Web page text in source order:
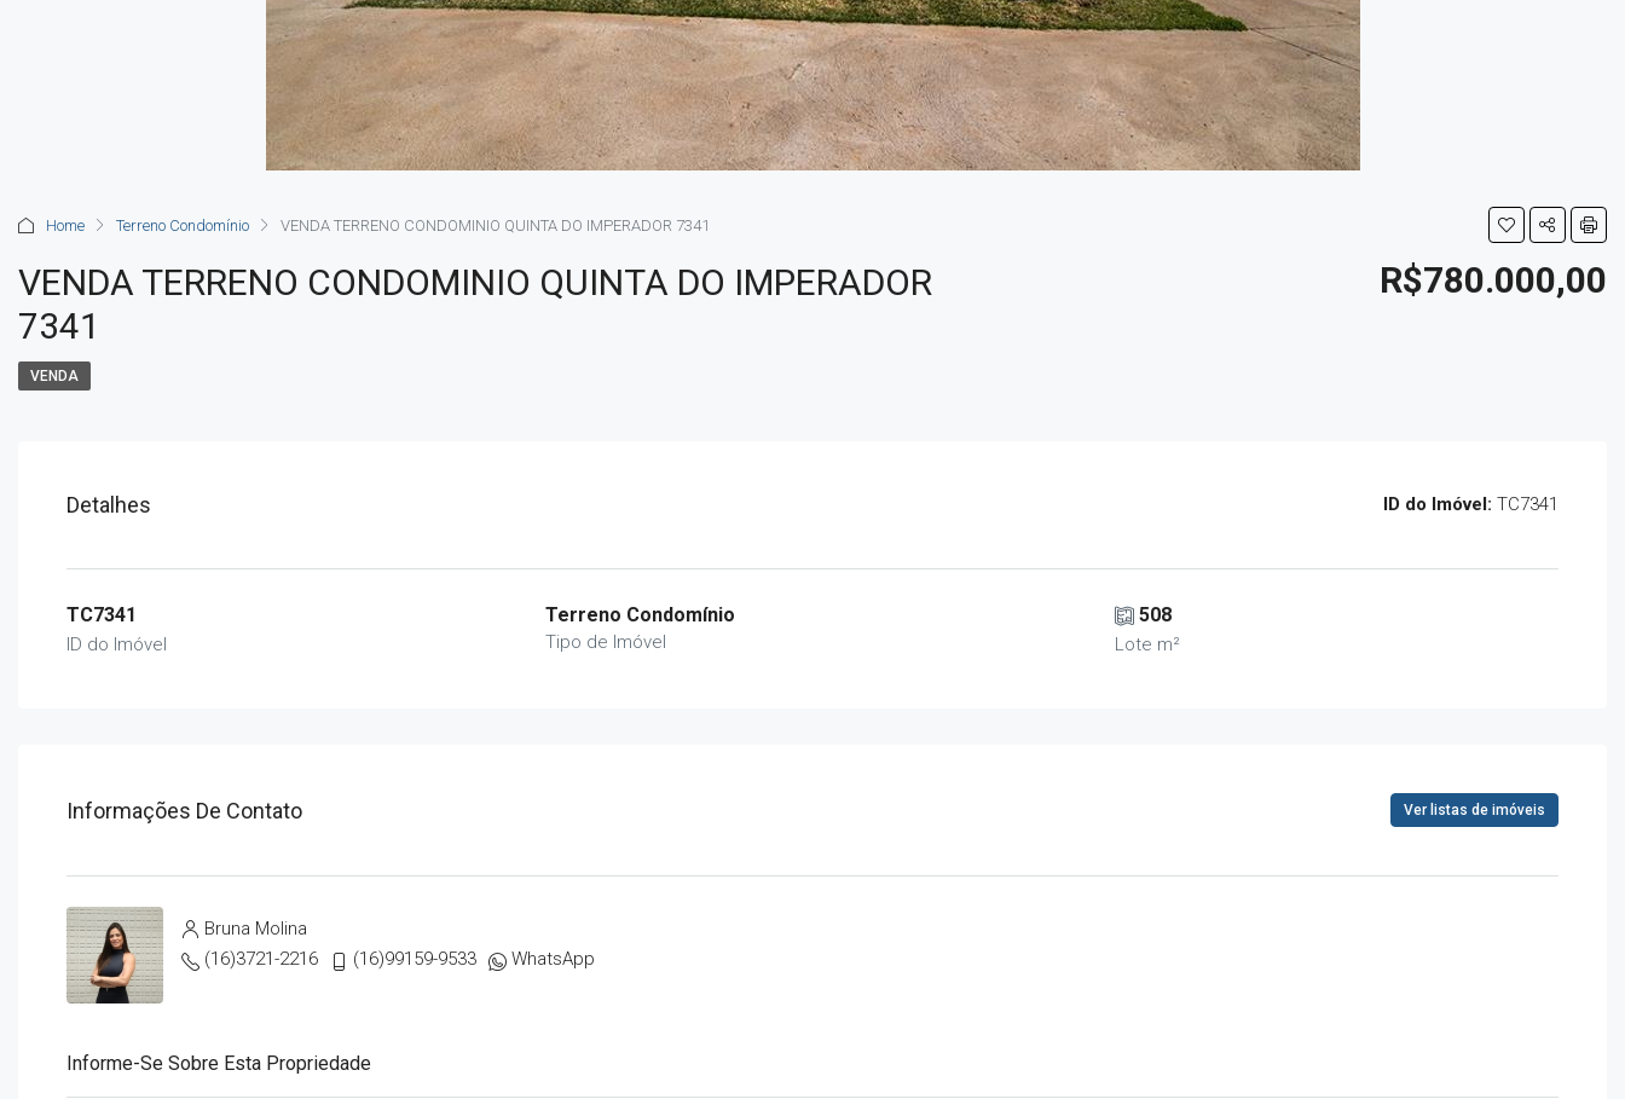
Home Terreno Condomínio VENDA TERRENO CONDOMINIO QUINTA DO IMPERADOR 7341
VENDA TERRENO CONDOMINIO QUINTA DO IMPERADOR
7341
R$780.000,00
VENDA
Detalhes ID do Imóvel: TC7341
TC7341
ID do Imóvel
Terreno Condomínio
Tipo de Imóvel
508
Lote m²
Informações De Contato Ver listas de imóveis
Bruna Molina
(16)3721-2216
(16)99159-9533 WhatsApp
Informe-Se Sobre Esta Propriedade